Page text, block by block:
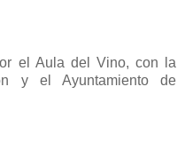
el Aula del Vino, con la
y el Ayuntamiento de